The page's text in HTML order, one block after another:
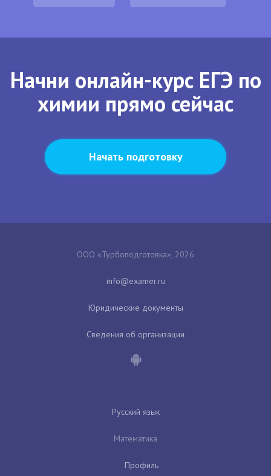
Начни онлайн-курс ЕГЭ по
химии прямо сейчас
Начать подготовку
ООО «Турбоподготовка», 2026
Юридические документы
Сведения об организации
Русский язык
Математика
Профиль